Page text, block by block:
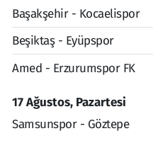
Başakşehir - Kocaelispor
Beşiktaş - Eyüpspor
Amed - Erzurumspor FK
17 Ağustos, Pazartesi
Samsunspor - Göztepe